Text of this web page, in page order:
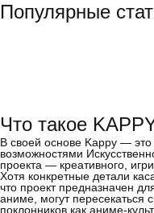
Популярные
Что такое
В своей основе Kappy —
возможностями
проекта — креативного,
Хотя конкретные детали
что проект предназначен
аниме, могут пересекаться
поклонников как аниме-